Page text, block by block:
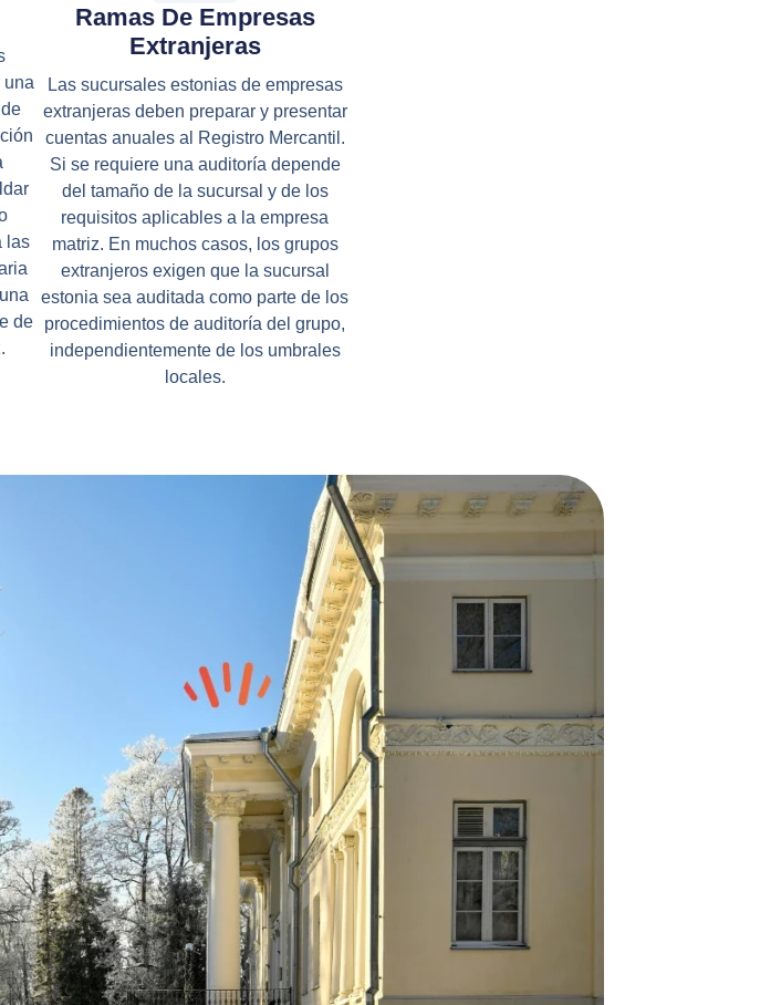
una
las
de
Ramas De Empresas
Extranjeras
Las sucursales estonias de empresas
extranjeras deben preparar y presentar
cuentas anuales al Registro Mercantil.
Si se requiere una auditoría depende
del tamaño de la sucursal y de los
requisitos aplicables a la empresa
matriz. En muchos casos, los grupos
extranjeros exigen que la sucursal
estonia sea auditada como parte de los
procedimientos de auditoría del grupo,
independientemente de los umbrales
locales.